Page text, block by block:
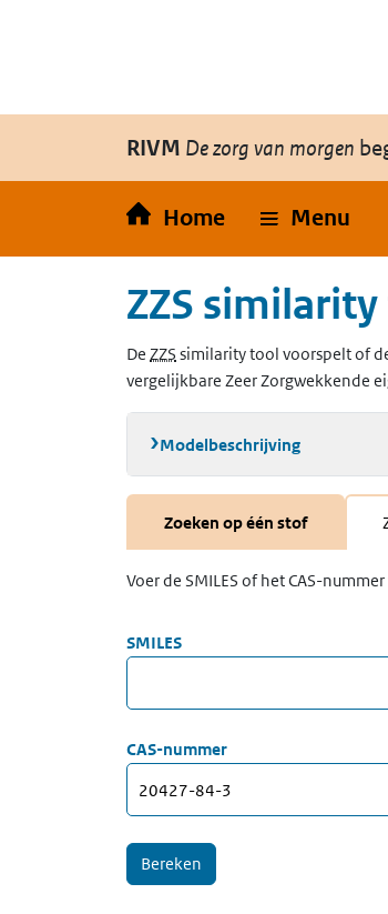
RIVM De zorg van morgen
Home Menu
ZZS
De ZZS (Zeer Zorgwekkende Stoffen)
similarity tool voorspelt of
vergelijkbare Zeer Zorgwekkende
Modelbeschrijving
Zoeken op één stof
Voer de SMILES of het CAS-
SMILES
CAS-nummer